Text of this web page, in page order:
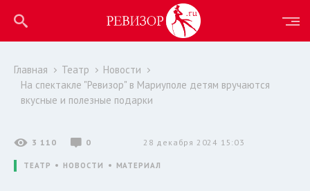
Главная Театр
Новости
На спектакле "Ревизор" в Мариуполе детям вручаются
вкусные и полезные подарки
3 110 0 28 декабря 2024 15:03
ТЕАТР НОВОСТИ МАТЕРИАЛ